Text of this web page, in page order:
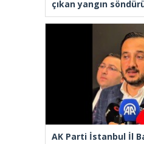
çıkan yangın
AK Parti İstanbul İl